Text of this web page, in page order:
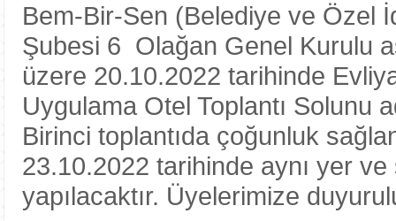
Bem-Bir-Sen (Belediye ve Özel
Şubesi 6 Olağan Genel Kurulu
üzere 20.10.2022 tarihinde
Uygulama Otel Toplantı Solunu
Birinci toplantıda çoğunluk
23.10.2022 tarihinde aynı yer
yapılacaktır. Üyelerimize